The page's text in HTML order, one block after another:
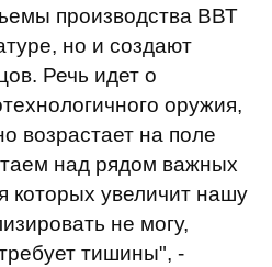
производства ВВТ
но и создают
Речь идет о
оружия,
возрастает на поле
над рядом важных
которых увеличит нашу
не могу,
тишины", -